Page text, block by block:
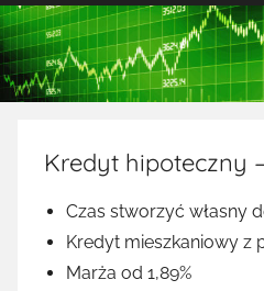
Kredyt hipoteczny
Czas stworzyć własny
Kredyt mieszkaniowy z
Marża od 1,89%